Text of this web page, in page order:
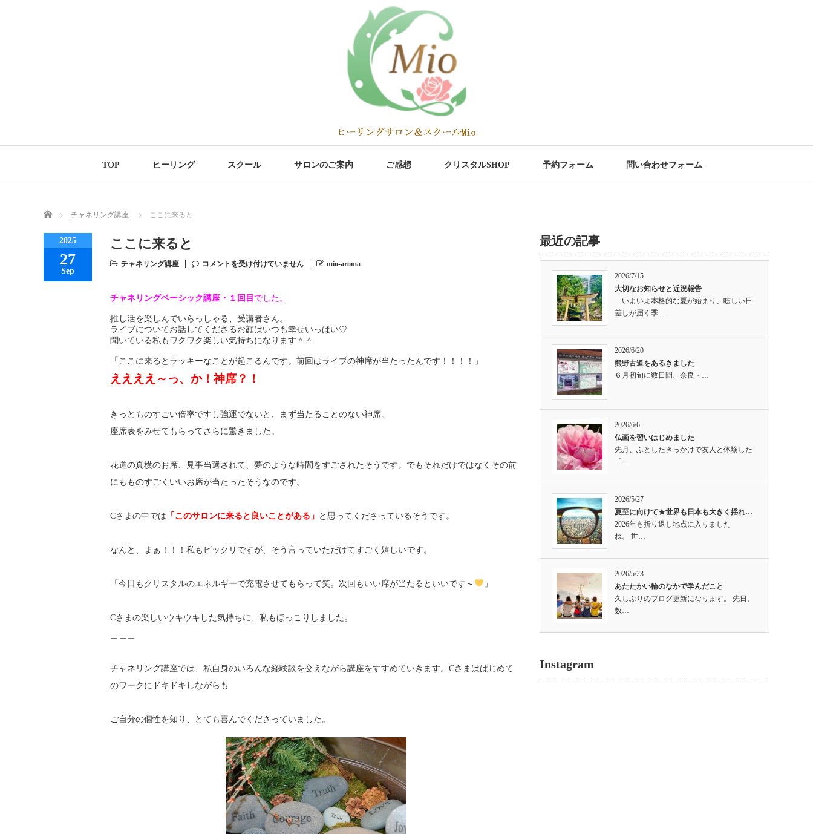
TOP ヒーリング スクール サロンのご案内 ご感想 クリスタルSHOP 予約フォーム 問い合わせフォーム
Home チャネリング講座 ここに来ると
2025
27
Sep
ここに来ると
チャネリング講座 コメントを受け付けていません mio-aroma
チャネリングベーシック講座・１回目 でした。
推し活を楽しんでいらっしゃる、受講者さん。
ライブについてお話してくださるお顔はいつも幸せいっぱい♡
聞いている私もワクワク楽しい気持ちになります＾＾
「ここに来るとラッキーなことが起こるんです。前回はライブの神席が当たったんです！！！！」
ええええ～っ、か！神席？！
きっとものすごい倍率ですし強運でないと、まず当たることのない神席。
座席表をみせてもらってさらに驚きました。
花道の真横のお席、見事当選されて、夢のような時間をすごされたそうです。でもそれだけではなくその前
にもものすごくいいお席が当たったそうなのです。
Cさまの中では 「このサロンに来ると良いことがある」 と思ってくださっているそうです。
なんと、まぁ！！！私もビックリですが、そう言っていただけてすごく嬉しいです。
「今日もクリスタルのエネルギーで充電させてもらって笑。次回もいい席が当たるといいです～ 」
Cさまの楽しいウキウキした気持ちに、私もほっこりしました。
チャネリング講座では、私自身のいろんな経験談を交えながら講座をすすめていきます。Cさまははじめて
のワークにドキドキしながらも
ご自分の個性を知り、とても喜んでくださっていました。
最近の記事
2026/7/15
大切なお知らせと近況報告
いよいよ本格的な夏が始まり、眩しい日
差しが届く季…
2026/6/20
熊野古道をあるきました
６月初旬に数日間、奈良・…
2026/6/6
仏画を習いはじめました
先月、ふとしたきっかけで友人と体験した
「…
2026/5/27
夏至に向けて★世界も日本も大きく揺れ…
2026年も折り返し地点に入りました
ね。 世…
2026/5/23
あたたかい輪のなかで学んだこと
久しぶりのブログ更新になります。 先日、
数…
Instagram